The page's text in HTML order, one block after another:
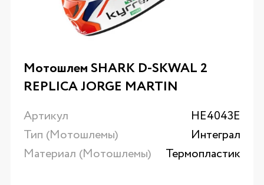
Мотошлем SHARK D-SKWAL 2
REPLICA JORGE MARTIN
Артикул
HE4043E
Тип (Мотошлемы)
Интеграл
Материал (Мотошлемы)
Термопластик